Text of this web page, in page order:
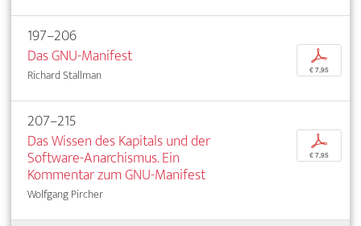
197–206
Das GNU-Manifest
Richard Stallman
p
€ 7,95
207–215
Das Wissen des Kapitals und der
Software-Anarchismus. Ein
Kommentar zum GNU-Manifest
Wolfgang Pircher
p
€ 7,95